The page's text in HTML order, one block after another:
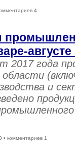
4
августе
2017 года
и
• комментариев 1